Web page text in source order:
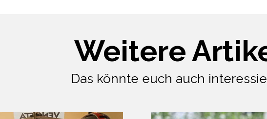
Weitere
Das könnte euch auch